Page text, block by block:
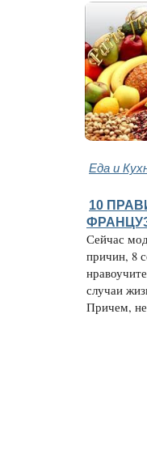
Еда и
10
Сейчас
причин, 8
случаи
Причем, не